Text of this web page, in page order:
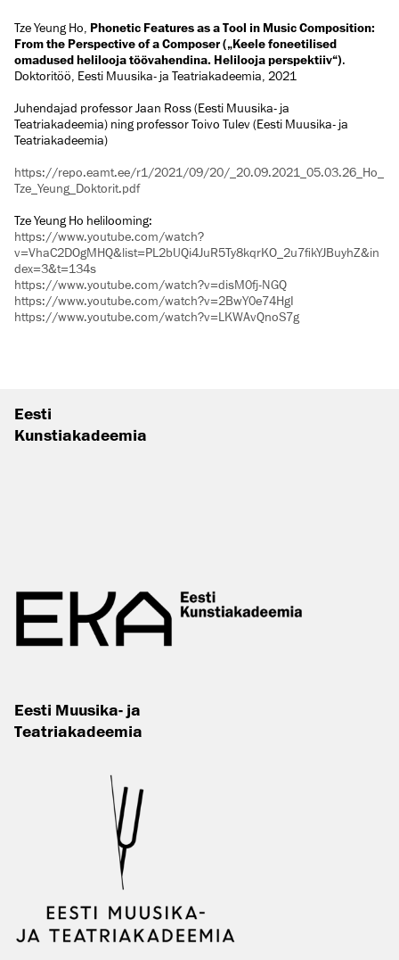
Tze Yeung Ho, Phonetic Features as a Tool in Music Composition:
From the Perspective of a Composer („Keele foneetilised
omadused helilooja töövahendina. Helilooja perspektiiv“).
Doktoritöö, Eesti Muusika- ja Teatriakadeemia, 2021
Juhendajad professor Jaan Ross (Eesti Muusika- ja
Teatriakadeemia) ning professor Toivo Tulev (Eesti Muusika- ja
Teatriakadeemia)
https://repo.eamt.ee/r1/2021/09/20/_20.09.2021_05.03.26_Ho_
Tze_Yeung_Doktorit.pdf
Tze Yeung Ho helilooming:
https://www.youtube.com/watch?
v=VhaC2DOgMHQ&list=PL2bUQi4JuR5Ty8kqrKO_2u7fikYJBuyhZ&in
dex=3&t=134s
https://www.youtube.com/watch?v=disM0fj-NGQ
https://www.youtube.com/watch?v=2BwY0e74HgI
https://www.youtube.com/watch?v=LKWAvQnoS7g
Eesti
Kunstiakadeemia
Eesti Muusika- ja
Teatriakadeemia